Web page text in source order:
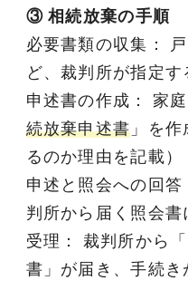
③ 相続放棄の手順
必要書類の収集：
ど、裁判所が指定す
申述書の作成： 家
続放棄申述書 」を
るのか理由を記載）
申述と照会への回
判所から届く照会書
受理： 裁判所から
書」が届き、手続き